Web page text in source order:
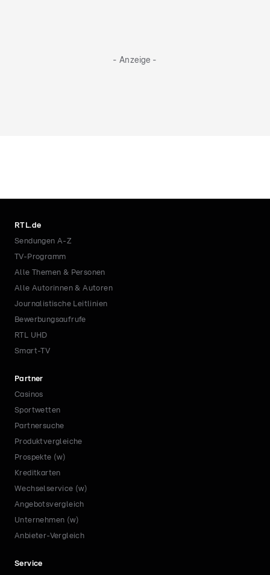
- Anzeige -
RTL.de
Sendungen A-Z
TV-Programm
Alle Themen & Personen
Alle Autorinnen & Autoren
Journalistische Leitlinien
Bewerbungsaufrufe
RTL UHD
Smart-TV
Partner
Casinos
Sportwetten
Partnersuche
Produktvergleiche
Prospekte (w)
Kreditkarten
Wechselservice (w)
Angebotsvergleich
Unternehmen (w)
Anbieter-Vergleich
Service